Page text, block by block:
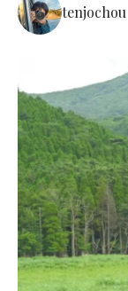
tenjochou